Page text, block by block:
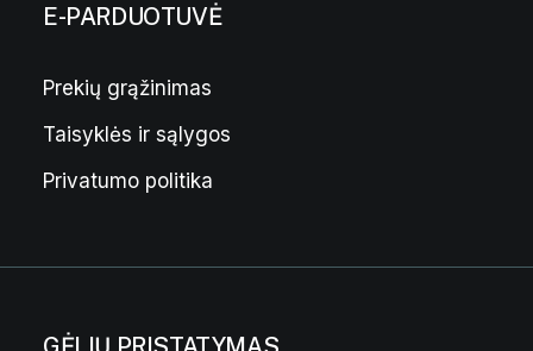
E-PARDUOTUVĖ
Prekių grąžinimas
Taisyklės ir sąlygos
Privatumo politika